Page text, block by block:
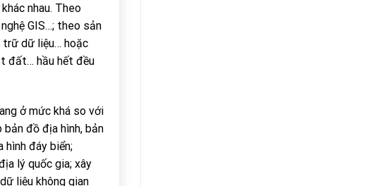
nhau. Theo
GIS…; theo sản
trữ dữ liệu… hoặc
đất… hầu hết đều
ở mức khá so với
bản đồ địa hình, bản
hình đáy biển;
lý quốc gia; xây
liệu không gian